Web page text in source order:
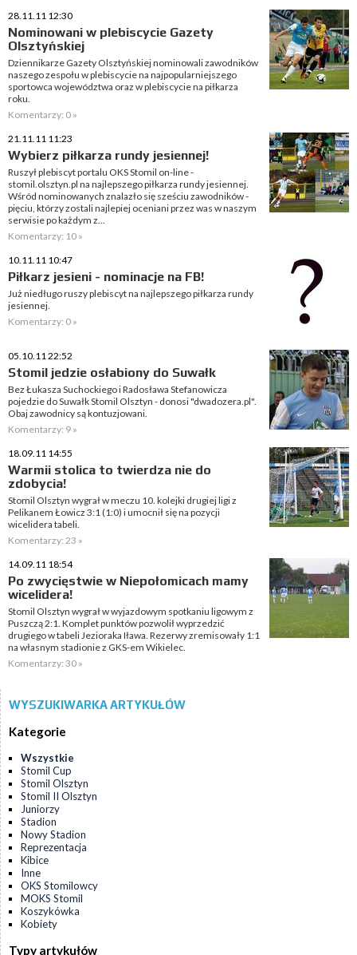
28.11.11 12:30
Nominowani w plebiscycie Gazety
Olsztyńskiej
Dziennikarze Gazety Olsztyńskiej nominowali zawodników
naszego zespołu w plebiscycie na najpopularniejszego
sportowca województwa oraz w plebiscycie na piłkarza
roku.
Komentarzy: 0 »
21.11.11 11:23
Wybierz piłkarza rundy jesiennej!
Ruszył plebiscyt portalu OKS Stomil on-line -
stomil.olsztyn.pl na najlepszego piłkarza rundy jesiennej.
Wśród nominowanych znalazło się sześciu zawodników -
pięciu, którzy zostali najlepiej oceniani przez was w naszym
serwisie po każdym z...
Komentarzy: 10 »
10.11.11 10:47
Piłkarz jesieni - nominacje na FB!
Już niedługo ruszy plebiscyt na najlepszego piłkarza rundy
jesiennej.
Komentarzy: 0 »
05.10.11 22:52
Stomil jedzie osłabiony do Suwałk
Bez Łukasza Suchockiego i Radosława Stefanowicza
pojedzie do Suwałk Stomil Olsztyn - donosi "dwadozera.pl".
Obaj zawodnicy są kontuzjowani.
Komentarzy: 9 »
18.09.11 14:55
Warmii stolica to twierdza nie do
zdobycia!
Stomil Olsztyn wygrał w meczu 10. kolejki drugiej ligi z
Pelikanem Łowicz 3:1 (1:0) i umocnił się na pozycji
wicelidera tabeli.
Komentarzy: 23 »
14.09.11 18:54
Po zwycięstwie w Niepołomicach mamy
wicelidera!
Stomil Olsztyn wygrał w wyjazdowym spotkaniu ligowym z
Puszczą 2:1. Komplet punktów pozwolił wyprzedzić
drugiego w tabeli Jezioraka Iława. Rezerwy zremisowały 1:1
na własnym stadionie z GKS-em Wikielec.
Komentarzy: 30 »
WYSZUKIWARKA ARTYKUŁÓW
Kategorie
Wszystkie
Stomil Cup
Stomil Olsztyn
Stomil II Olsztyn
Juniorzy
Stadion
Nowy Stadion
Reprezentacja
Kibice
Inne
OKS Stomilowcy
MOKS Stomil
Koszykówka
Kobiety
Typy artykułów